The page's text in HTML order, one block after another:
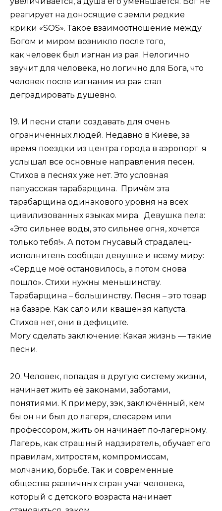
реагирует на доносящие с земли редкие
крики «SOS». Такое взаимоотношение между
Богом и миром возникло после того,
как человек был изгнан из рая. Нелогично
звучит для человека, но логично для Бога, что
человек после изгнания из рая стал
деградировать душевно.
19. И песни стали создавать для очень
ограниченных людей. Недавно в Киеве, за
время поездки из центра города в аэропорт я
услышал все основные направления песен.
Стихов в песнях уже нет. Это условная
папуасская тарабарщина. Причём эта
тарабарщина одинакового уровня на всех
цивилизованных языках мира. Девушка пела:
«Это сильнее воды, это сильнее огня, хочется
только тебя!». А потом гнусавый страдалец-
исполнитель сообщал девушке и всему миру:
«Сердце моё остановилось, а потом снова
пошло». Стихи нужны меньшинству.
Тарабарщина – большинству. Песня – это товар
на базаре. Как сало или квашеная капуста.
Стихов нет, они в дефиците.
Могу сделать заключение: Какая жизнь — такие
песни.
20. Человек, попадая в другую систему жизни,
начинает жить её законами, заботами,
понятиями. К примеру, зэк, заключённый, кем
бы он ни был до лагеря, слесарем или
профессором, жить он начинает по-лагерному.
Лагерь, как страшный надзиратель, обучает его
правилам, хитростям, компромиссам,
молчанию, борьбе. Так и современные
общества различных стран учат человека,
который с детского возраста начинает